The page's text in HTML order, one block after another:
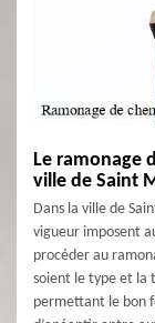
Le ramonage
ville de Saint
Dans la ville de
vigueur imposent
procéder au
soient le type et la
permettant le bon